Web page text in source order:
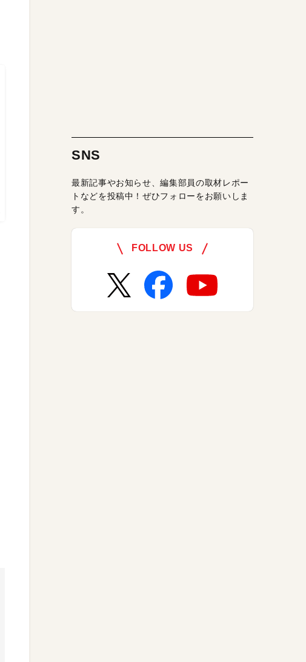
SNS
最新記事やお知らせ、編集部員の取材レポー
トなどを投稿中！ぜひフォローをお願いしま
す。
FOLLOW US